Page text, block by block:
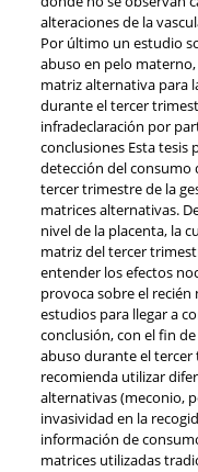
alteraciones de la
Por último un estudio
abuso en pelo
matriz alternativa para
durante el tercer
infradeclaración por
conclusiones Esta tesis
detección del consumo
tercer trimestre de la
matrices alternativas.
nivel de la placenta, la
matriz del tercer
entender los efectos
provoca sobre el recién
estudios para llegar a
conclusión, con el fin
abuso durante el tercer
recomienda utilizar
alternativas (meconio,
invasividad en la
información de
matrices utilizadas